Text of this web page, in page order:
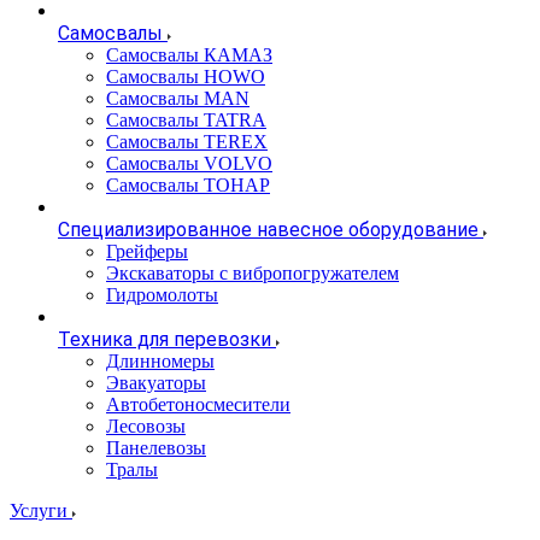
Самосвалы
Самосвалы КАМАЗ
Самосвалы HOWO
Самосвалы MAN
Самосвалы TATRA
Самосвалы TEREX
Самосвалы VOLVO
Самосвалы ТОНАР
Специализированное навесное оборудование
Грейферы
Экскаваторы с вибропогружателем
Гидромолоты
Техника для перевозки
Длинномеры
Эвакуаторы
Автобетоносмесители
Лесовозы
Панелевозы
Тралы
Услуги